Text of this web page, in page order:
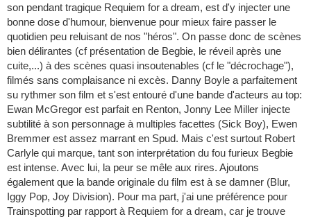
son pendant tragique Requiem for a dream, est d'y injecter une
bonne dose d'humour, bienvenue pour mieux faire passer le
quotidien peu reluisant de nos "héros". On passe donc de scènes
bien délirantes (cf présentation de Begbie, le réveil après une
cuite,...) à des scènes quasi insoutenables (cf le "décrochage"),
filmés sans complaisance ni excès. Danny Boyle a parfaitement
su rythmer son film et s'est entouré d'une bande d'acteurs au top:
Ewan McGregor est parfait en Renton, Jonny Lee Miller injecte
subtilité à son personnage à multiples facettes (Sick Boy), Ewen
Bremmer est assez marrant en Spud. Mais c'est surtout Robert
Carlyle qui marque, tant son interprétation du fou furieux Begbie
est intense. Avec lui, la peur se mêle aux rires. Ajoutons
également que la bande originale du film est à se damner (Blur,
Iggy Pop, Joy Division). Pour ma part, j'ai une préférence pour
Trainspotting par rapport à Requiem for a dream, car je trouve